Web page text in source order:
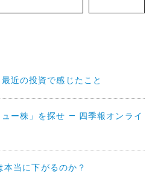
近の投資で感じたこと
ー株」を探せ — 四季報オンライ
当に下がるのか？